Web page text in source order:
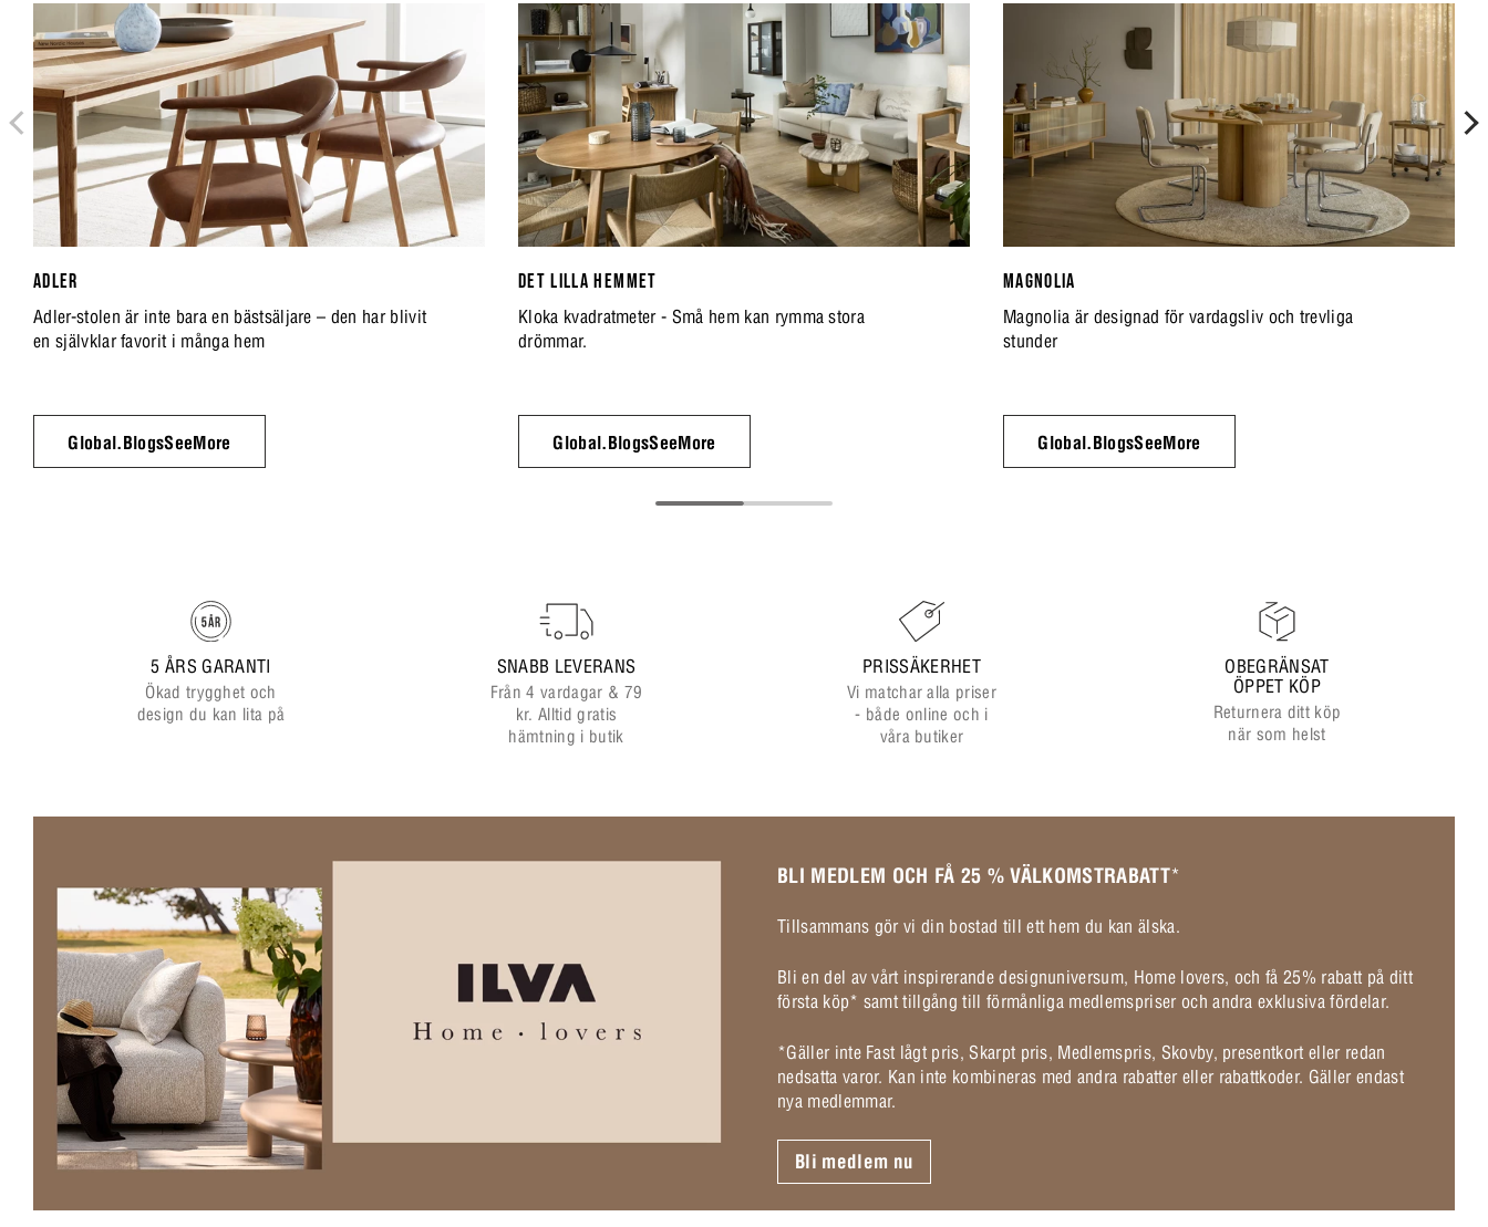
ADLER
Adler-stolen är inte bara en bästsäljare – den har blivit
en självklar favorit i många hem
Global.BlogsSeeMore
DET LILLA HEMMET
Kloka kvadratmeter - Små hem kan rymma stora
drömmar.
Global.BlogsSeeMore
MAGNOLIA
Magnolia är designad för vardagsliv och trevliga
stunder
Global.BlogsSeeMore
5 ÅRS GARANTI
Ökad trygghet och
design du kan lita på
SNABB LEVERANS
Från 4 vardagar & 79
kr. Alltid gratis
hämtning i butik
PRISSÄKERHET
Vi matchar alla priser
- både online och i
våra butiker
OBEGRÄNSAT
ÖPPET KÖP
Returnera ditt köp
när som helst
BLI MEDLEM OCH FÅ 25 % VÄLKOMSTRABATT*
Tillsammans gör vi din bostad till ett hem du kan älska.
Bli en del av vårt inspirerande designuniversum, Home lovers, och få 25% rabatt på ditt
första köp* samt tillgång till förmånliga medlemspriser och andra exklusiva fördelar.
*Gäller inte Fast lågt pris, Skarpt pris, Medlemspris, Skovby, presentkort eller redan
nedsatta varor. Kan inte kombineras med andra rabatter eller rabattkoder. Gäller endast
nya medlemmar.
Bli medlem nu